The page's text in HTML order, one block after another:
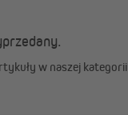
w naszej kategorii